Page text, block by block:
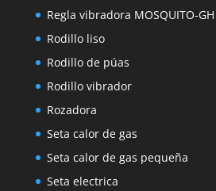
Regla vibradora MOSQUITO-GH
Rodillo liso
Rodillo de púas
Rodillo vibrador
Rozadora
Seta calor de gas
Seta calor de gas pequeña
Seta electrica